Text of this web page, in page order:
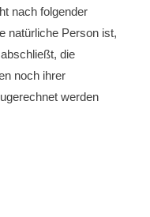
nach folgender
natürliche Person ist,
die
noch ihrer
werden